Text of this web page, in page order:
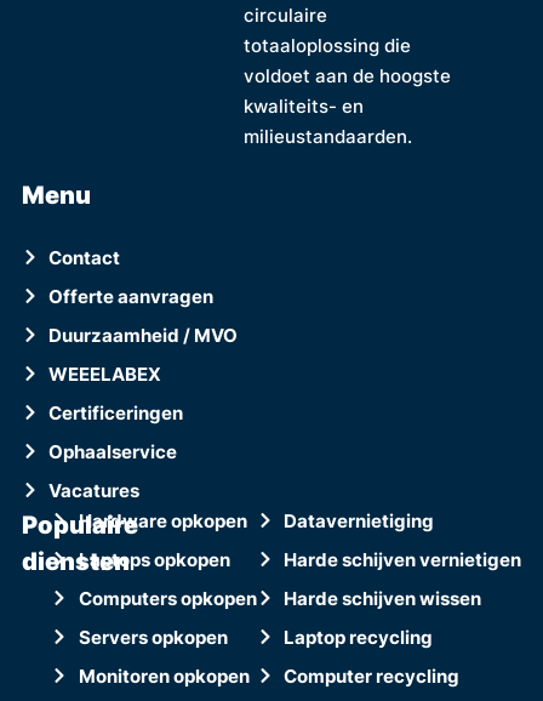
circulaire
totaaloplossing die
voldoet aan de hoogste
kwaliteits- en
milieustandaarden.
Menu
Contact
Offerte aanvragen
Duurzaamheid / MVO
WEEELABEX
Certificeringen
Ophaalservice
Vacatures
Populaire
diensten
Hardware opkopen
Laptops opkopen
Computers opkopen
Servers opkopen
Monitoren opkopen
Datavernietiging
Harde schijven vernietigen
Harde schijven wissen
Laptop recycling
Computer recycling